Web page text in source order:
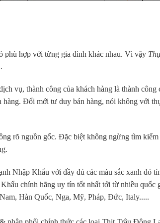
phù hợp với từng gia đình khác nhau. Vì vậy
vụ, thành công của khách hàng là thành công
hàng. Đổi mới tư duy bán hàng, nói không với
rõ nguồn gốc. Đặc biệt không ngừng tìm kiếm
Nhập Khẩu với đầy đủ các màu sắc xanh đỏ
chính hãng uy tín tốt nhất tới từ nhiều quốc
Hàn Quốc, Nga, Mỹ, Pháp, Đức, Italy.....